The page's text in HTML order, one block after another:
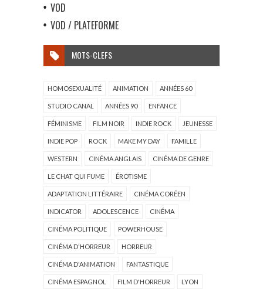
VOD
VOD / PLATEFORME
MOTS-CLEFS
HOMOSEXUALITÉ ANIMATION ANNÉES 60
STUDIO CANAL ANNÉES 90 ENFANCE
FÉMINISME FILM NOIR INDIE ROCK JEUNESSE
INDIE POP ROCK MAKE MY DAY FAMILLE
WESTERN CINÉMA ANGLAIS CINÉMA DE GENRE
LE CHAT QUI FUME ÉROTISME
ADAPTATION LITTÉRAIRE CINÉMA CORÉEN
INDICATOR ADOLESCENCE CINÉMA
CINÉMA POLITIQUE POWERHOUSE
CINÉMA D'HORREUR HORREUR
CINÉMA D'ANIMATION FANTASTIQUE
CINÉMA ESPAGNOL FILM D'HORREUR LYON